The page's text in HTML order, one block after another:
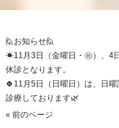
🙋お知らせ🙋
☀11月3日（金曜日・㊗）、4
休診となります。
🍀11月5日（日曜日）は、日曜
診療しております🌿
« 前のページ